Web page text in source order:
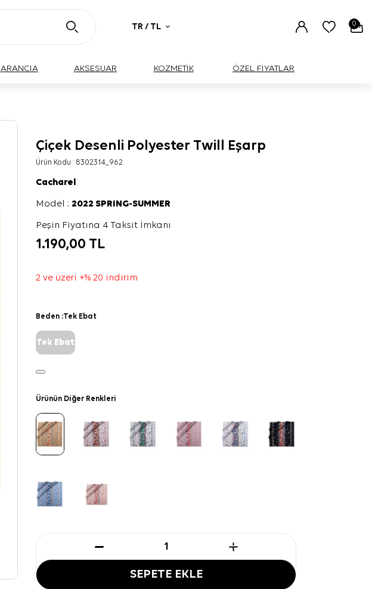
TR / TL 0
ARANCIA AKSESUAR KOZMETİK ÖZEL FİYATLAR
Çiçek Desenli Polyester Twill Eşarp
Ürün Kodu : 8302314_962
Cacharel
Model :2022 SPRING-SUMMER
Peşin Fiyatına 4 Taksit İmkanı
1.190,00 TL
2 ve üzeri +% 20 indirim
Beden :Tek Ebat
Tek Ebat
Ürünün Diğer Renkleri
SEPETE EKLE